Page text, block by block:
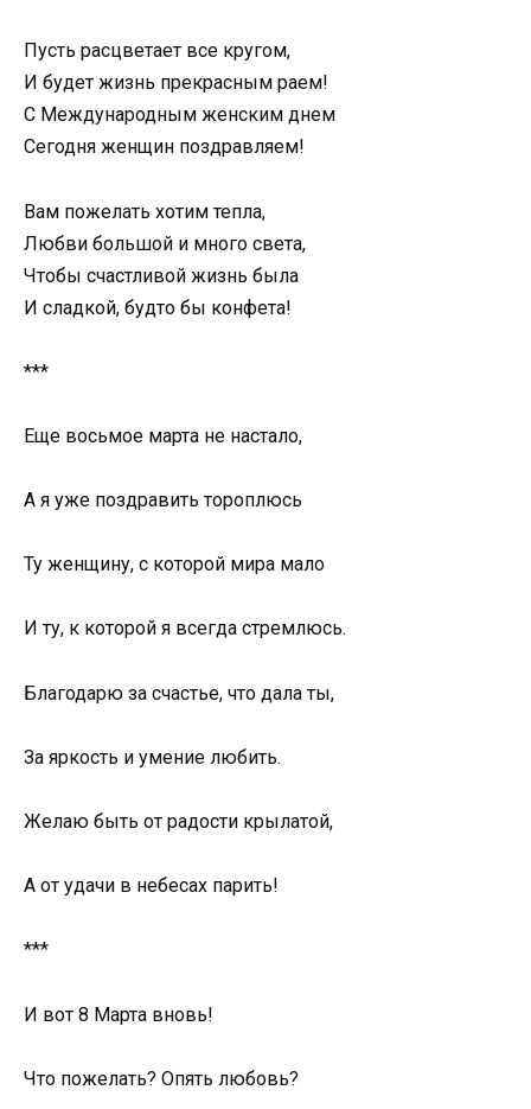
Пусть расцветает все кругом,
И будет жизнь прекрасным раем!
С Международным женским днем
Сегодня женщин поздравляем!
Вам пожелать хотим тепла,
Любви большой и много света,
Чтобы счастливой жизнь была
И сладкой, будто бы конфета!
***
Еще восьмое марта не настало,
А я уже поздравить тороплюсь
Ту женщину, с которой мира мало
И ту, к которой я всегда стремлюсь.
Благодарю за счастье, что дала ты,
За яркость и умение любить.
Желаю быть от радости крылатой,
А от удачи в небесах парить!
***
И вот 8 Марта вновь!
Что пожелать? Опять любовь?